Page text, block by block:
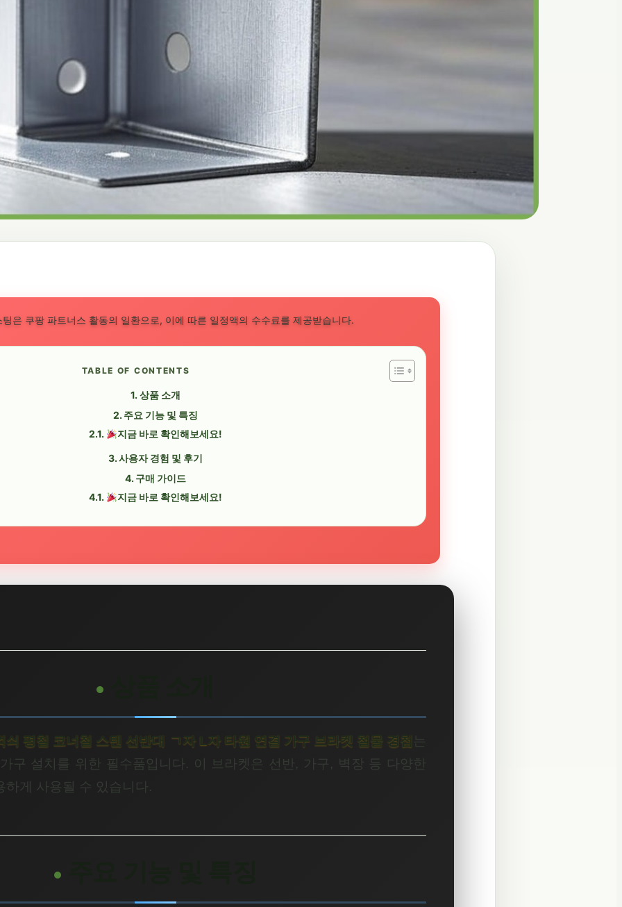
은 쿠팡 파트너스 활동의 일환으로, 이에 따른 일정액의 수수료를 제공받습니다.
TABLE OF CONTENTS
상품 소개
주요 기능 및 특징
지금 바로 확인해보세요!
사용자 경험 및 후기
구매 가이드
지금 바로 확인해보세요!
쇠 평철 코너철 스텐 선반대 ㄱ자 L자 타원 연결 가구 브라켓 철물 경첩 는
구 설치를 위한 필수품입니다. 이 브라켓은 선반, 가구, 벽장 등 다양한
하게 사용될 수 있습니다.